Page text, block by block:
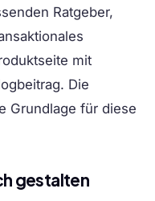
Ratgeber,
mit
Die
Grundlage für diese
gestalten